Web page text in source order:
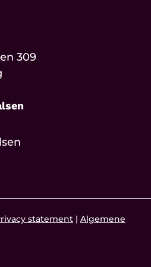
309
statement| Algemene